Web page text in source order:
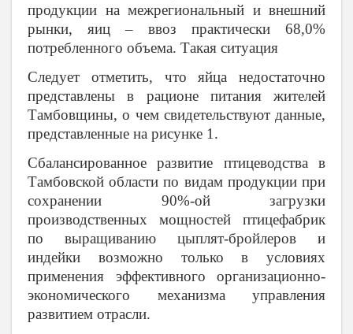
продукции на межрегиональный и внешний
рынки, яиц – ввоз практически 68,0%
потребленного объема. Такая ситуация
Следует отметить, что яйца недостаточно
представлены в рационе питания жителей
Тамбовщины, о чем свидетельствуют данные,
представленные на рисунке 1.
Сбалансированное развитие птицеводства в
Тамбовской области по видам продукции при
сохранении 90%-ой загрузки
производственных мощностей птицефабрик
по выращиванию цыплят-бройлеров и
индейки возможно только в условиях
применения эффективного организационно-
экономического механизма управления
развитием отрасли.